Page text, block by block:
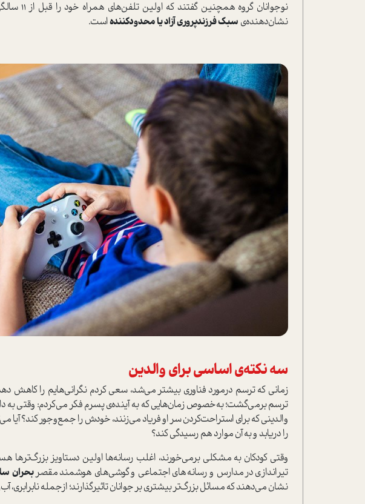
نشان‌دهنده‌ی سبک فرزندپروری آزاد یا محدودکنندهاست.
سه نکته‌ی اساسی برای والدین
زمانی که ترسم درمورد فناوری بیشتر می‌شد، سعی کردم نگرانی‌هایم را کاهش
ترسم برمی‌گشت؛ به‌خصوص زمان‌هایی که به آینده‌ی پسرم فکر می‌کردم: وقتی به
والدینی که برای استراحت‌کردن سر او فریاد می‌زنند، خودش را جمع‌وجور ‌کند؟ آیا
را دریابد و به آن موارد هم رسیدگی کند؟
وقتی کودکان به مشکلی برمی‌خورند، اغلب رسانه‌ها اولین دستاویز بزرگ‌ترها
تیراندازی در مدارس و رسانه‌های اجتماعی و گوشی‌های هوشمند مقصربحران
نشان می‌دهند که مسائل بزرگ‌تر بیشتری بر جوانان تاثیرگذارند؛ ازجمله نابرابری،